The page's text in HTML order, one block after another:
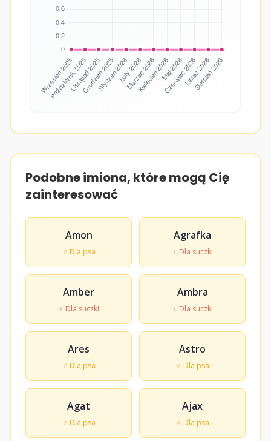
Podobne imiona, które mogą Cię
zainteresować
Amon
♂ Dla psa
Agrafka
♀ Dla suczki
Amber
♀ Dla suczki
Ambra
♀ Dla suczki
Ares
♂ Dla psa
Astro
♂ Dla psa
Agat
♂ Dla psa
Ajax
♂ Dla psa